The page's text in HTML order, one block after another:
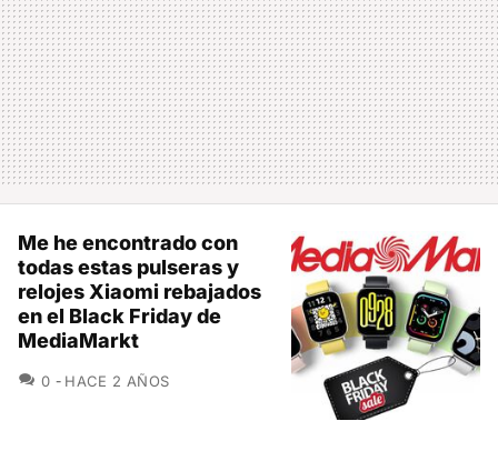
Me he encontrado con
todas estas pulseras y
relojes Xiaomi rebajados
en el Black Friday de
MediaMarkt
0 COMENTARIOS
HACE 2 AÑOS